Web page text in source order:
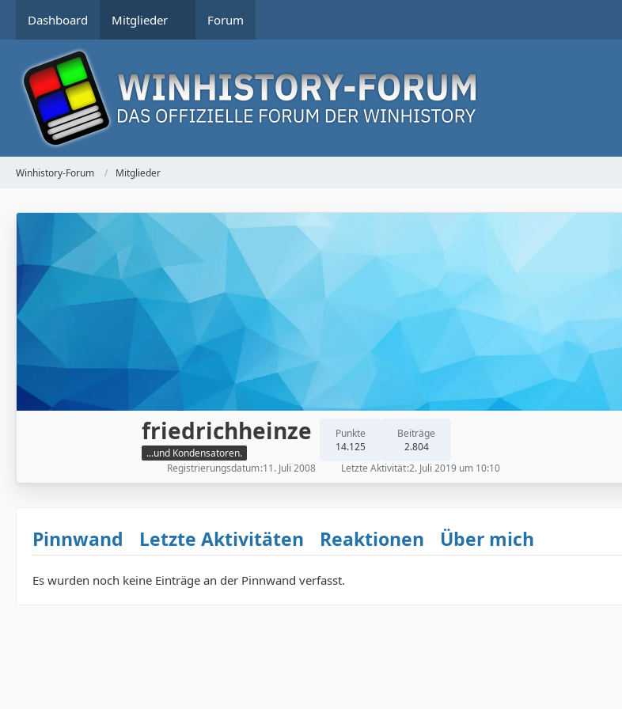
Dashboard Mitglieder Forum
Winhistory-Forum Mitglieder
friedrichheinze
...und Kondensatoren.
Punkte
14.125
Beiträge
2.804
Registrierungsdatum 11. Juli 2008 Letzte Aktivität 2. Juli 2019 um 10:10
Pinnwand Letzte Aktivitäten Reaktionen Über mich
Es wurden noch keine Einträge an der Pinnwand verfasst.